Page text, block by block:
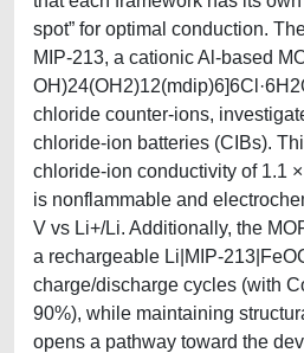
spot” for optimal conduction.
MIP-213, a cationic Al-based
chloride counter-ions,
chloride-ion batteries (CIBs).
chloride-ion conductivity of 1.1
is nonflammable and
V vs Li+/Li. Additionally, the
a rechargeable Li|MIP-
charge/discharge cycles (with
90%), while maintaining
opens a pathway toward the